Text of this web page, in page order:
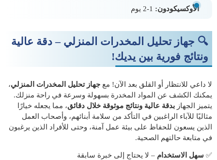
الأوكسيكودون:
🔍 جهاز تحليل المخدرات المنزلي – دقة عالية
ونتائج فورية بين يديك!
لا داعي للانتظار أو القلق بعد الآن! مع جهاز تحليل المخدرات المنزلي،
يمكنك الكشف عن المواد المخدرة بسهولة وسرعة في راحة منزلك.
يتميز الجهاز بدقة عالية ونتائج موثوقة خلال دقائق، مما يجعله خيارًا
مثاليًا للآباء الراغبين في التأكد من سلامة أبنائهم، وأصحاب العمل
الذين يسعون للحفاظ على بيئة عمل آمنة، وحتى للأفراد الذين يرغبون
في متابعة حالتهم الصحية.
✅ سهل الاستخدام – لا يحتاج إلى خبرة سابقة